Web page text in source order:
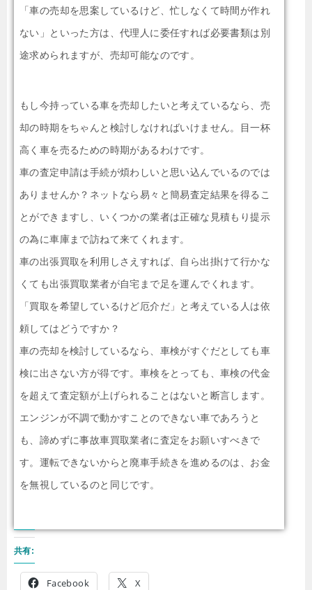
「車の売却を思案しているけど、忙しなくて時間が作れ
ない」といった方は、代理人に委任すれば必要書類は別
途求められますが、売却可能なのです。
もし今持っている車を売却したいと考えているなら、売
却の時期をちゃんと検討しなければいけません。目一杯
高く車を売るための時期があるわけです。
車の査定申請は手続が煩わしいと思い込んでいるのでは
ありませんか？ネットなら易々と簡易査定結果を得るこ
とができますし、いくつかの業者は正確な見積もり提示
の為に車庫まで訪ねて来てくれます。
車の出張買取を利用しさえすれば、自ら出掛けて行かな
くても出張買取業者が自宅まで足を運んでくれます。
「買取を希望しているけど厄介だ」と考えている人は依
頼してはどうですか？
車の売却を検討しているなら、車検がすぐだとしても車
検に出さない方が得です。車検をとっても、車検の代金
を超えて査定額が上げられることはないと断言します。
エンジンが不調で動かすことのできない車であろうと
も、諦めずに事故車買取業者に査定をお願いすべきで
す。運転できないからと廃車手続きを進めるのは、お金
を無視しているのと同じです。
共有:
Facebook X